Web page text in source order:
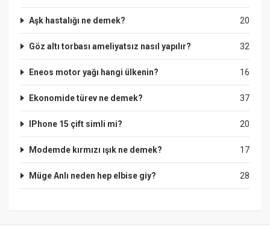
20
Aşk hastalığı ne demek?
32
Göz altı torbası ameliyatsız nasıl yapılır?
16
Eneos motor yağı hangi ülkenin?
37
Ekonomide türev ne demek?
20
IPhone 15 çift simli mi?
17
Modemde kırmızı ışık ne demek?
28
Müge Anlı neden hep elbise giy?